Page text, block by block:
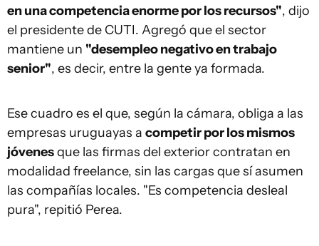
en una competencia enorme por los recursos", dijo
el presidente de CUTI. Agregó que el sector
mantiene un "desempleo negativo en trabajo
senior", es decir, entre la gente ya formada.
Ese cuadro es el que, según la cámara, obliga a las
empresas uruguayas a competir por los mismos
jóvenesque las firmas del exterior contratan en
modalidad freelance, sin las cargas que sí asumen
las compañías locales. "Es competencia desleal
pura", repitió Perea.